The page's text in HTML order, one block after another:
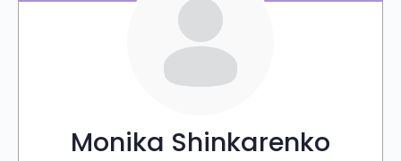
Monika Shinkarenko